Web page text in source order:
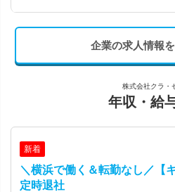
企業の求人情報
株式会社クラ・
年収・給
新着
＼横浜で働く＆転勤なし／【
定時退社